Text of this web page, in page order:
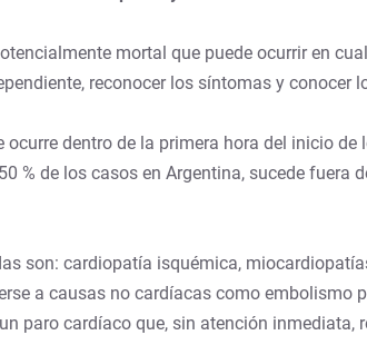
mortal que puede ocurrir en
reconocer los síntomas y conocer
dentro de la primera hora del inicio
% de los casos en Argentina, sucede
son: cardiopatía isquémica,
a causas no cardíacas como
paro cardíaco que, sin atención inmediata,